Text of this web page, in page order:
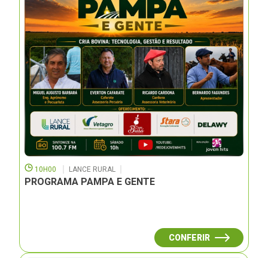
10H00 LANCE RURAL
PROGRAMA PAMPA E GENTE
CONFERIR